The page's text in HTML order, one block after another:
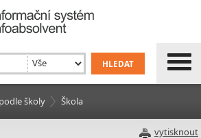
školy Škola
vytisknout